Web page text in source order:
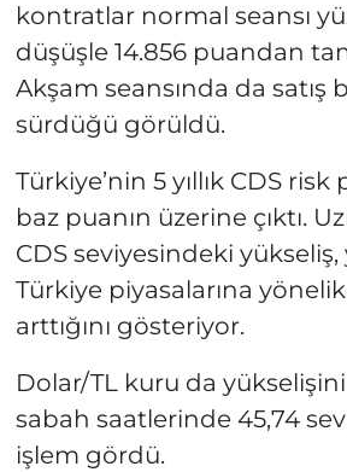
kontratlar normal seansı
düşüşle 14.856 puandan
Akşam seansında da satış
sürdüğü görüldü.
Türkiye’nin 5 yıllık CDS risk
baz puanın üzerine çıktı.
CDS seviyesindeki yükseliş,
Türkiye piyasalarına yönelik
arttığını gösteriyor.
Dolar/TL kuru da
sabah saatlerinde 45,74
işlem gördü.